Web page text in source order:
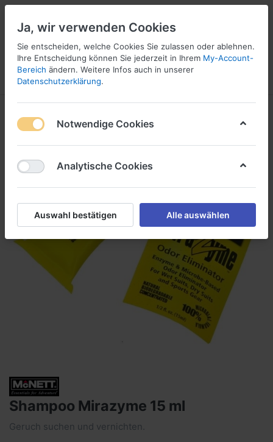
Menü Anmelden
16
Shampoo Mirazyme 15 ml
Geruch suchen und vernichten.
Ja, wir verwenden Cookies
Sie entscheiden, welche Cookies Sie zulassen oder ablehnen.
Ihre Entscheidung können Sie jederzeit in Ihrem My-Account-
Bereich ändern. Weitere Infos auch in unserer
Datenschutzerklärung.
Notwendige Cookies
Analytische Cookies
Auswahl bestätigen Alle auswählen